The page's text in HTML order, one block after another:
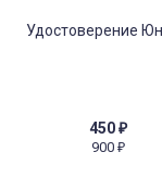
450₽
900 ₽